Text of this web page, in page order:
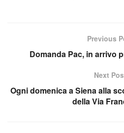
Previous
Domanda Pac, in arrivo
Next
Ogni domenica a Siena alla
della Via